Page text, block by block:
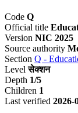
Code Q
Official title
Version NIC 2025
Source authority
Section Q -
Level सेक्शन
Depth 1/5
Children 1
Last verified 2026-